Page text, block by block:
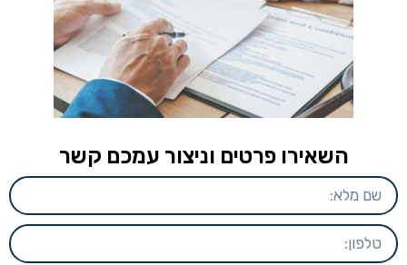
השאירו פרטים וניצור עמכם קשר